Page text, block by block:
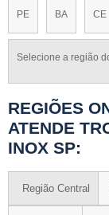
PE BA CE
Selecione a região
REGIÕES
ATENDE
INOX SP:
Região Central